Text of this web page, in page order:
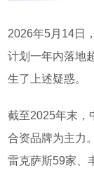
2026年5月 14日
计划一年内落地
生了上述疑惑。
截至2025年末，
合资品牌为主力
雷克萨斯59家、